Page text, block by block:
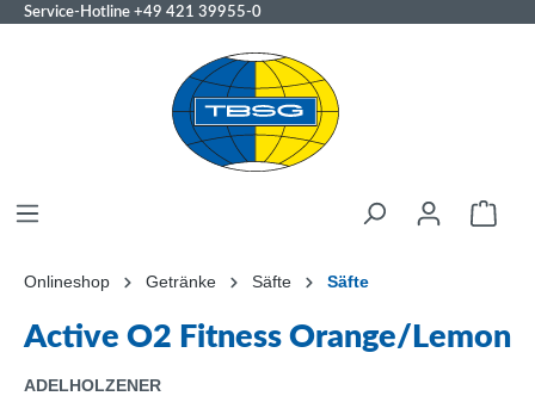
Service-Hotline +49 421 39955-0
Onlineshop Getränke Säfte Säfte
Active O2 Fitness Orange/Lemon
ADELHOLZENER